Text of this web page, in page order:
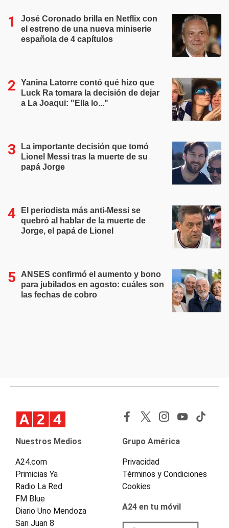
José Coronado brilla en Netflix con
el estreno de una nueva miniserie
española de 4 capítulos
Yanina Latorre contó qué hizo que
Luck Ra tomara la decisión de dejar
a La Joaqui: "Ella lo..."
La importante decisión que tomó
Lionel Messi tras la muerte de su
papá Jorge
El periodista más anti-Messi se
quebró al hablar de la muerte de
Jorge, el papá de Lionel
ANSES confirmó el aumento y bono
para jubilados en agosto: cuáles son
las fechas de cobro
Nuestros Medios
A24.com
Primicias Ya
Radio La Red
FM Blue
Diario Uno Mendoza
San Juan 8
Grupo América
Privacidad
Términos y Condiciones
Cookies
A24 en tu móvil